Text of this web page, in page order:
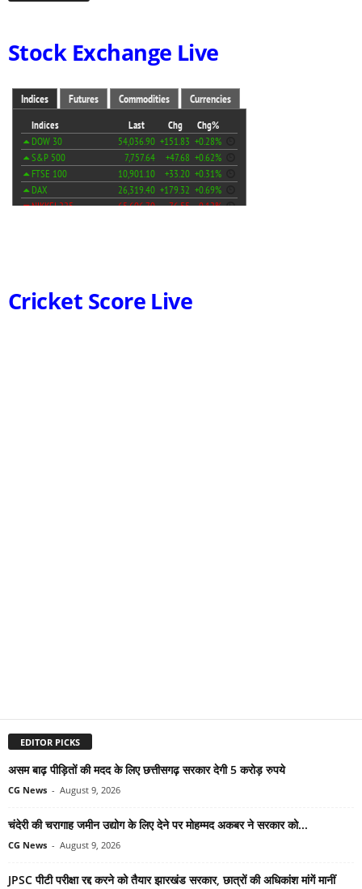
Stock Exchange Live
Cricket Score Live
EDITOR PICKS
असम बाढ़ पीड़ितों की मदद के लिए छत्तीसगढ़ सरकार देगी 5 करोड़ रुपये
CG News - August 9, 2026
चंदेरी की चरागाह जमीन उद्योग के लिए देने पर मोहम्मद अकबर ने सरकार को...
CG News - August 9, 2026
JPSC पीटी परीक्षा रद्द करने को तैयार झारखंड सरकार, छात्रों की अधिकांश मांगें मानीं